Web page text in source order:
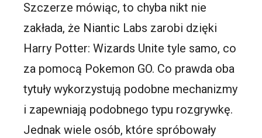
Szczerze mówiąc, to chyba nikt nie
zakłada, że Niantic Labs zarobi dzięki
Harry Potter: Wizards Unite tyle samo, co
za pomocą Pokemon GO. Co prawda oba
tytuły wykorzystują podobne mechanizmy
i zapewniają podobnego typu rozgrywkę.
Jednak wiele osób, które spróbowały